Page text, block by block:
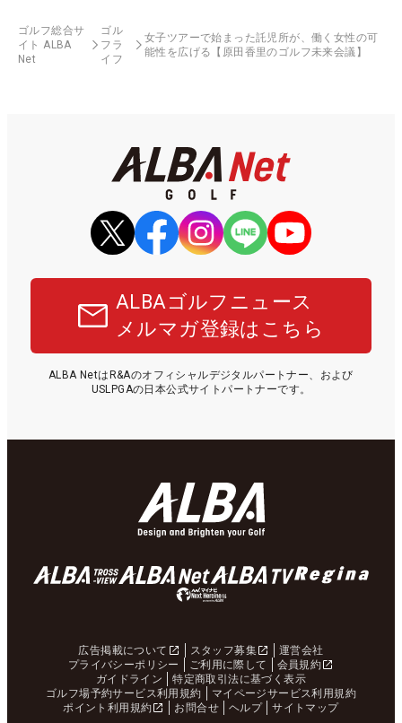
ゴルフ総合サ
イト ALBA
Net
ゴル
フラ
イフ
女子ツアーで始まった託児所が、働く女性の可
能性を広げる【原田香里のゴルフ未来会議】
ALBAゴルフニュース
メルマガ登録はこちら
ALBA NetはR&Aのオフィシャルデジタルパートナー、および
USLPGAの日本公式サイトパートナーです。
広告掲載について スタッフ募集
運営会社
プライバシーポリシー
ご利用に際して
会員規約
ガイドライン
特定商取引法に基づく表示
ゴルフ場予約サービス利用規約
マイページサービス利用規約
ポイント利用規約
お問合せ ヘルプ サイトマップ